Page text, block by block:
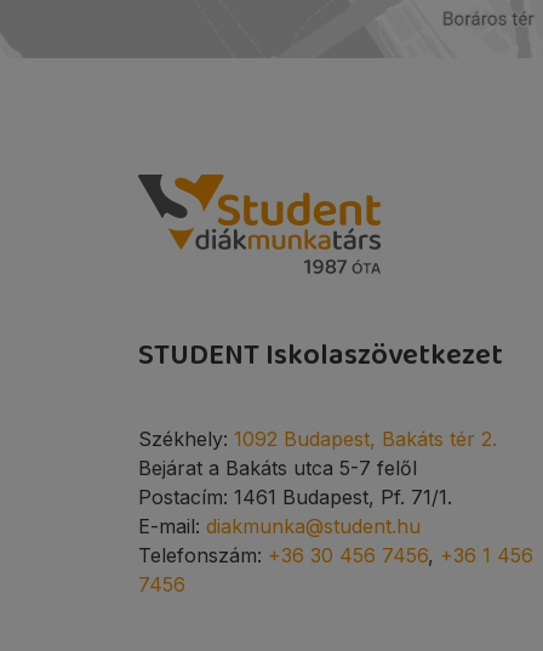
STUDENT Iskolaszövetkezet
Székhely: 1092 Budapest, Bakáts tér 2.
Bejárat a Bakáts utca 5-7 felől
Postacím: 1461 Budapest, Pf. 71/1.
E-mail: diakmunka@student.hu
Telefonszám: +36 30 456 7456, +36 1 456
7456